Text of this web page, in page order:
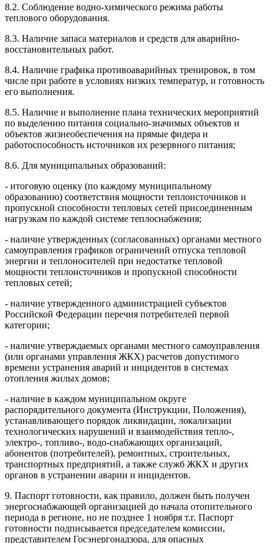
8.2. Соблюдение водно-химического режима работы
теплового оборудования.
8.3. Наличие запаса материалов и средств для аварийно-
восстановительных работ.
8.4. Наличие графика противоаварийных тренировок, в том
числе при работе в условиях низких температур, и готовность
его выполнения.
8.5. Наличие и выполнение плана технических мероприятий
по выделению питания социально-значимых объектов и
объектов жизнеобеспечения на прямые фидера и
работоспособность источников их резервного питания;
8.6. Для муниципальных образований:
- итоговую оценку (по каждому муниципальному
образованию) соответствия мощности теплоисточников и
пропускной способности тепловых сетей присоединенным
нагрузкам по каждой системе теплоснабжения;
- наличие утвержденных (согласованных) органами местного
самоуправления графиков ограничений отпуска тепловой
энергии и теплоносителей при недостатке тепловой
мощности теплоисточников и пропускной способности
тепловых сетей;
- наличие утвержденного администрацией субъектов
Российской Федерации перечня потребителей первой
категории;
- наличие утверждаемых органами местного самоуправления
(или органами управления ЖКХ) расчетов допустимого
времени устранения аварий и инцидентов в системах
отопления жилых домов;
- наличие в каждом муниципальном округе
распорядительного документа (Инструкции, Положения),
устанавливающего порядок ликвидации, локализации
технологических нарушений и взаимодействия тепло-,
электро-, топливо-, водо-снабжающих организаций,
абонентов (потребителей), ремонтных, строительных,
транспортных предприятий, а также служб ЖКХ и других
органов в устранении аварии и инцидентов.
9. Паспорт готовности, как правило, должен быть получен
энергоснабжающей организацией до начала отопительного
периода в регионе, но не позднее 1 ноября т.г. Паспорт
готовности подписывается председателем комиссии,
представителем Госэнергонадзора, для опасных